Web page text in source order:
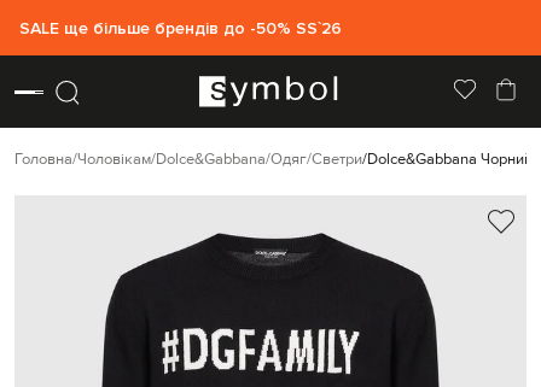
SALE ще більше брендів до -50% SS`26
Головна Чоловікам Dolce&Gabbana Одяг Светри Dolce&Gabbana Чорний